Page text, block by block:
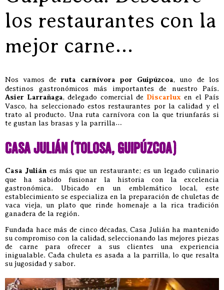
los restaurantes con la
mejor carne…
Nos vamos de ruta carnívora por Guipúzcoa, uno de los
destinos gastronómicos más importantes de nuestro País.
Asier Larrañaga, delegado comercial de Discarlux en el País
Vasco, ha seleccionado estos restaurantes por la calidad y el
trato al producto. Una ruta carnívora con la que triunfarás si
te gustan las brasas y la parrilla…
Casa Julián (Tolosa, Guipúzcoa)
Casa Julián es más que un restaurante; es un legado culinario
que ha sabido fusionar la historia con la excelencia
gastronómica. Ubicado en un emblemático local, este
establecimiento se especializa en la preparación de chuletas de
vaca vieja, un plato que rinde homenaje a la rica tradición
ganadera de la región.
Fundada hace más de cinco décadas, Casa Julián ha mantenido
su compromiso con la calidad, seleccionando las mejores piezas
de carne para ofrecer a sus clientes una experiencia
inigualable. Cada chuleta es asada a la parrilla, lo que resalta
su jugosidad y sabor.